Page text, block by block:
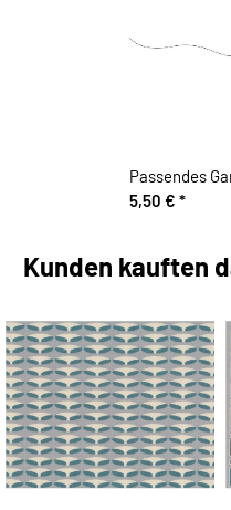
Passendes
5,50 € *
Kunden kauften